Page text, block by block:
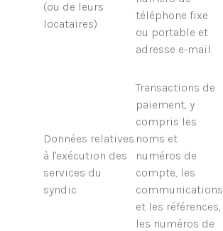
(ou de leurs
locataires)
téléphone fixe
ou portable et
adresse e-mail.
Données relatives
à l'exécution des
services du
syndic
Transactions de
paiement, y
compris les
noms et
numéros de
compte, les
communications
et les références,
les numéros de